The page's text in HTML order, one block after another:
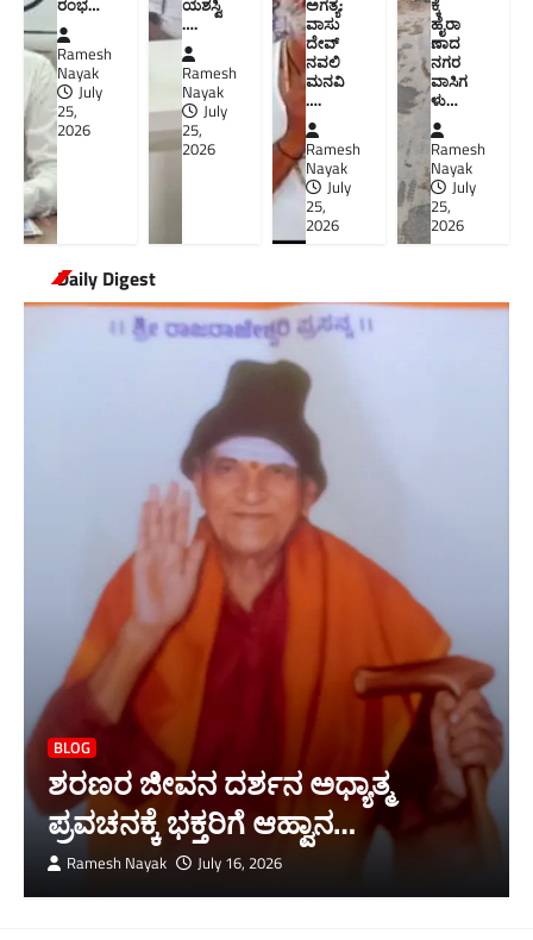
ರಂಭ…
Ramesh
Nayak
July
25,
2026
ಯಶಸ್ವಿ
….
Ramesh
Nayak
July
25,
2026
ಅಗತ್ಯ:
ವಾಸು
ದೇವ್
ನವಲಿ
ಮನವಿ​
….
Ramesh
Nayak
July
25,
2026
ಕ್ಕೆ
ಹೈರಾ
ಣಾದ
ನಗರ
ವಾಸಿಗ
ಳು​…
Ramesh
Nayak
July
25,
2026
Daily Digest
BLOG
ಶರಣರ ಜೀವನ ದರ್ಶನ ಅಧ್ಯಾತ್ಮ
ಪ್ರವಚನಕ್ಕೆ ಭಕ್ತರಿಗೆ ಆಹ್ವಾನ…
Ramesh Nayak July 16, 2026